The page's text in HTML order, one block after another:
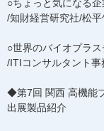
○ちょっと気になる
/知財経営研究社/松平
○世界のバイオプラ
/ITIコンサルタント事
◆第7回 関西 高機能
出展製品紹介